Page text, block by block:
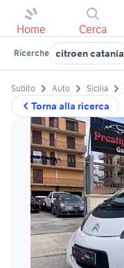
Home Cerca
Ricerche citroen catania
Torna alla ricerca
Subito Auto Sicilia